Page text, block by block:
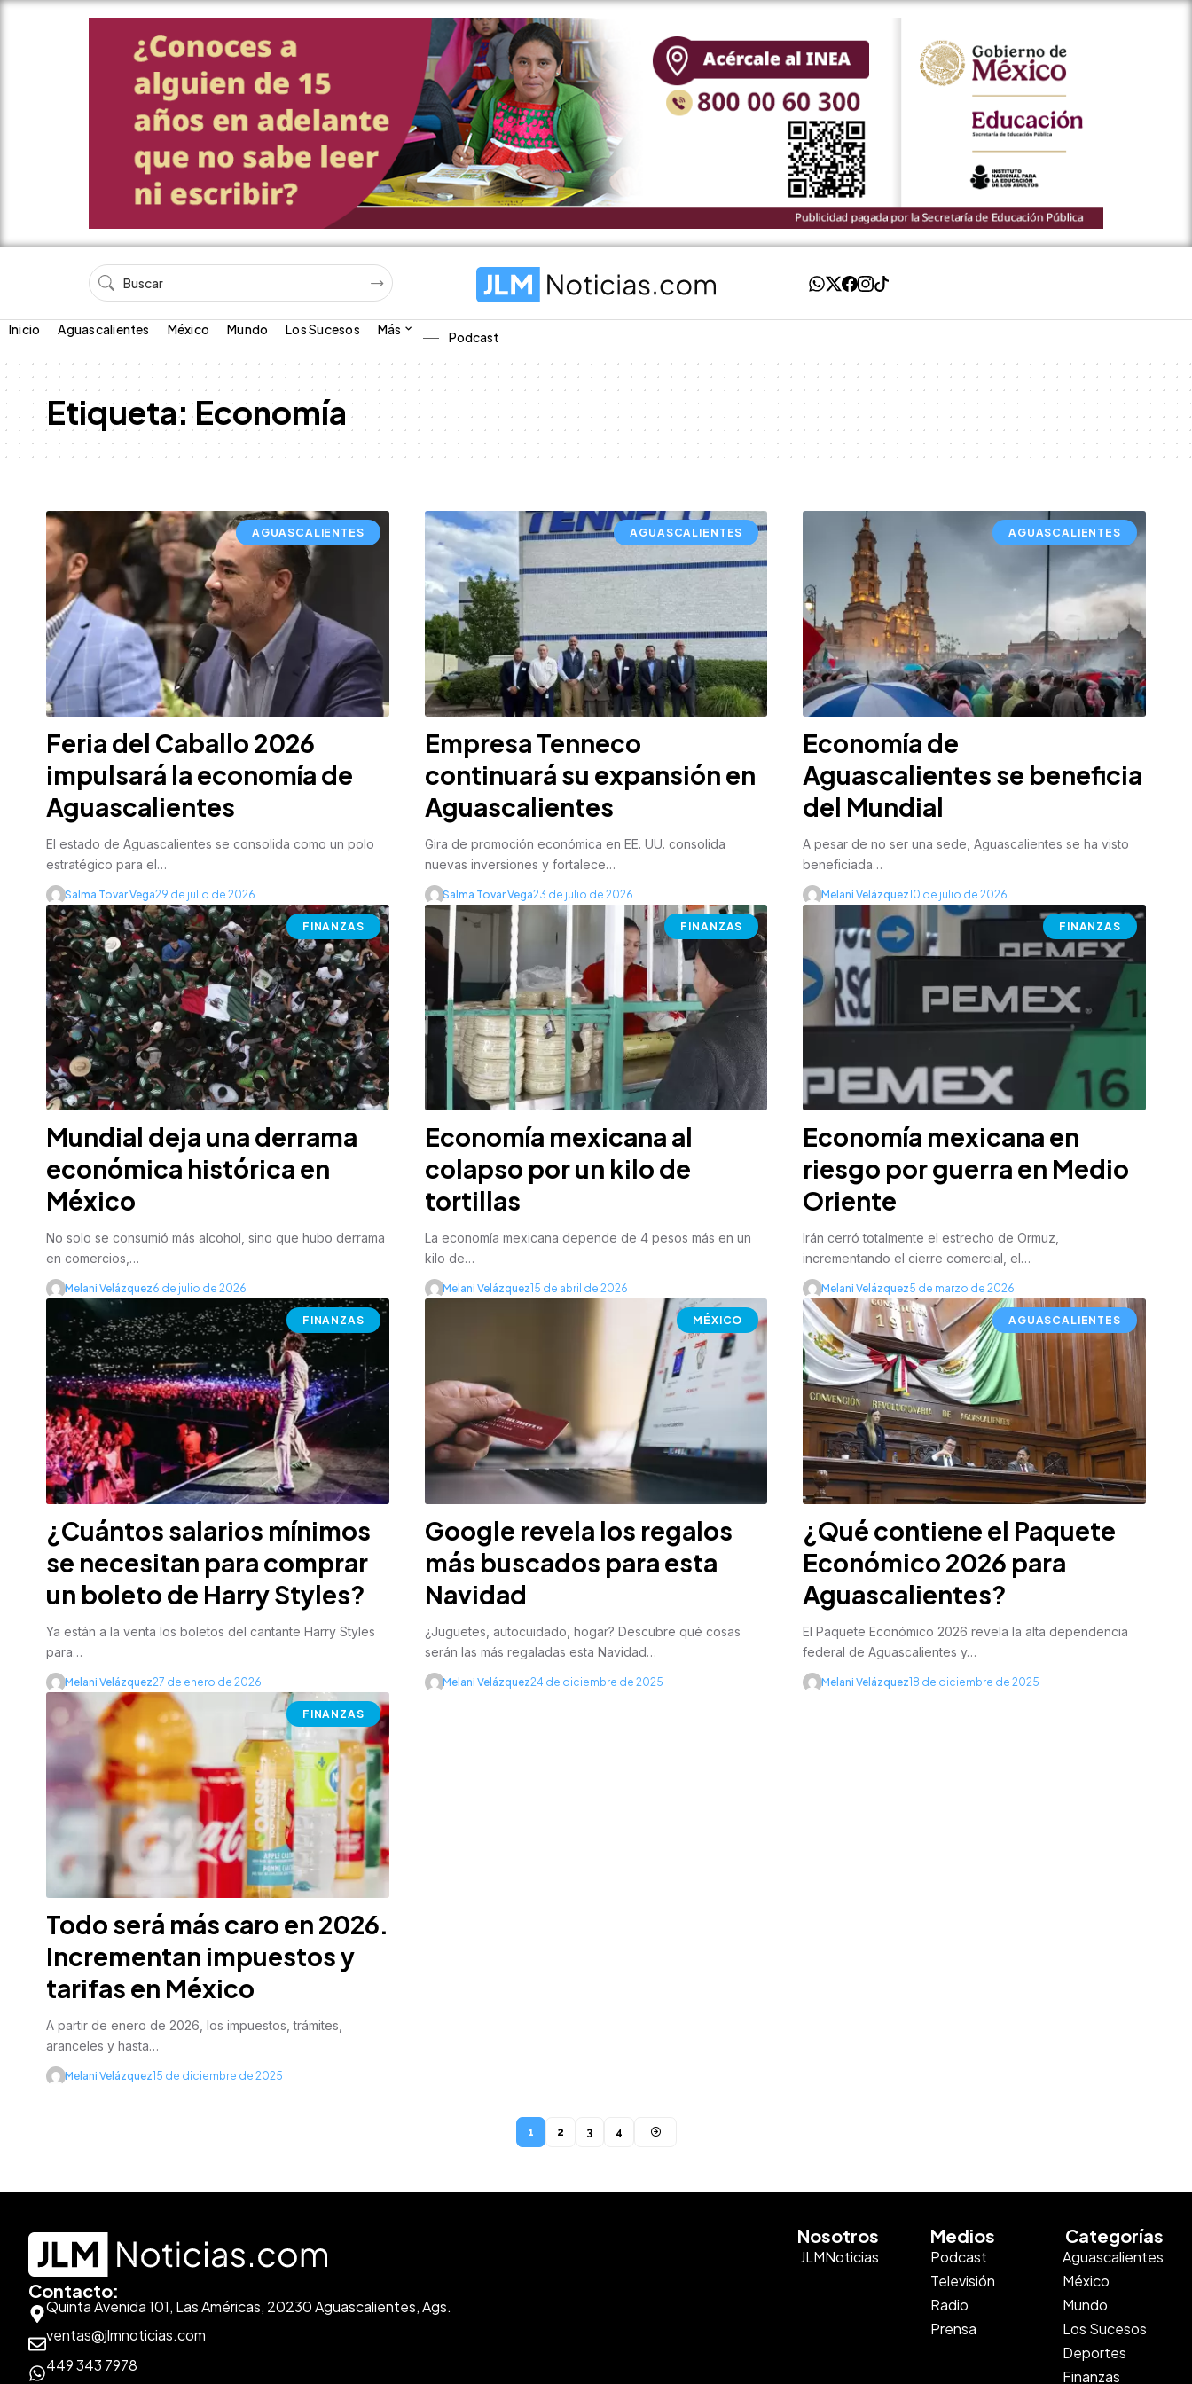
Inicio Aguascalientes México Mundo Los Sucesos Más Podcast
Etiqueta:Economía
AGUASCALIENTES
Feria del Caballo 2026
impulsará la economía de
Aguascalientes
El estado de Aguascalientes se consolida como un polo
estratégico para el…
Salma Tovar Vega29 de julio de 2026
AGUASCALIENTES
Empresa Tenneco
continuará su expansión en
Aguascalientes
Gira de promoción económica en EE. UU. consolida
nuevas inversiones y fortalece…
Salma Tovar Vega23 de julio de 2026
AGUASCALIENTES
Economía de
Aguascalientes se beneficia
del Mundial
A pesar de no ser una sede, Aguascalientes se ha visto
beneficiada…
Melani Velázquez10 de julio de 2026
FINANZAS
Mundial deja una derrama
económica histórica en
México
No solo se consumió más alcohol, sino que hubo derrama
en comercios,…
Melani Velázquez6 de julio de 2026
FINANZAS
Economía mexicana al
colapso por un kilo de
tortillas
La economía mexicana depende de 4 pesos más en un
kilo de…
Melani Velázquez15 de abril de 2026
FINANZAS
Economía mexicana en
riesgo por guerra en Medio
Oriente
Irán cerró totalmente el estrecho de Ormuz,
incrementando el cierre comercial, el…
Melani Velázquez5 de marzo de 2026
FINANZAS
¿Cuántos salarios mínimos
se necesitan para comprar
un boleto de Harry Styles?
Ya están a la venta los boletos del cantante Harry Styles
para…
Melani Velázquez27 de enero de 2026
MÉXICO
Google revela los regalos
más buscados para esta
Navidad
¿Juguetes, autocuidado, hogar? Descubre qué cosas
serán las más regaladas esta Navidad…
Melani Velázquez24 de diciembre de 2025
AGUASCALIENTES
¿Qué contiene el Paquete
Económico 2026 para
Aguascalientes?
El Paquete Económico 2026 revela la alta dependencia
federal de Aguascalientes y…
Melani Velázquez18 de diciembre de 2025
FINANZAS
Todo será más caro en 2026.
Incrementan impuestos y
tarifas en México
A partir de enero de 2026, los impuestos, trámites,
aranceles y hasta…
Melani Velázquez15 de diciembre de 2025
1 2 3 4
Contacto:
Quinta Avenida 101, Las Américas, 20230 Aguascalientes, Ags.
ventas@jlmnoticias.com
449 343 7978
Nosotros
JLMNoticias
Medios
Podcast
Televisión
Radio
Prensa
Categorías
Aguascalientes
México
Mundo
Los Sucesos
Deportes
Finanzas